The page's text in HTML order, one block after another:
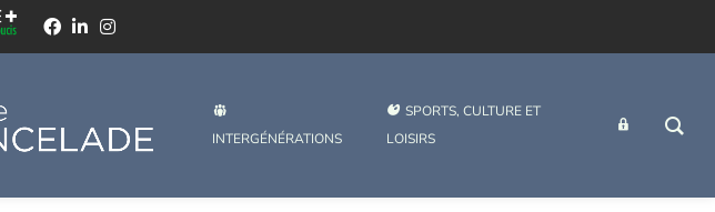
INTERGÉNÉRATIONS
SPORTS, CULTURE ET
LOISIRS
INTRANET